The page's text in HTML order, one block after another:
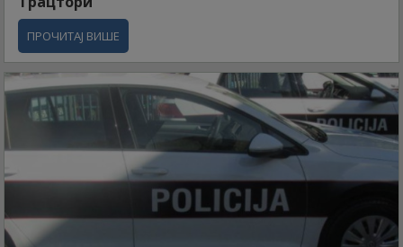
ПРОЧИТАЈ ВИШЕ